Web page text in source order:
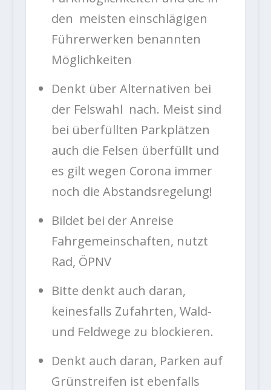
den meisten einschlägigen
Führerwerken benannten
Möglichkeiten
Denkt über Alternativen bei
der Felswahl nach. Meist sind
bei überfüllten Parkplätzen
auch die Felsen überfüllt und
es gilt wegen Corona immer
noch die Abstandsregelung!
Bildet bei der Anreise
Fahrgemeinschaften, nutzt
Rad, ÖPNV
Bitte denkt auch daran,
keinesfalls Zufahrten, Wald-
und Feldwege zu blockieren.
Denkt auch daran, Parken auf
Grünstreifen ist ebenfalls